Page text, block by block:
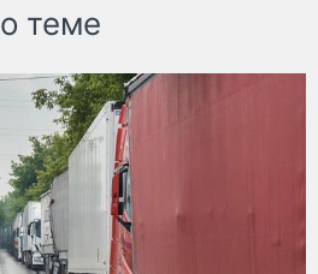
теме